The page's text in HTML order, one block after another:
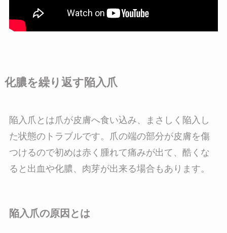
化膿を繰り返す陥入爪
陥入爪とは爪が皮膚へ食い込み、まさしく陥入し
た状態のトラブルです。爪の端の部分が皮膚を傷
つけるので初めは赤く腫れて痛みが出て、酷くな
ると出血や化膿、肉芽が出来る場合もあります。
陥入爪の原因とは